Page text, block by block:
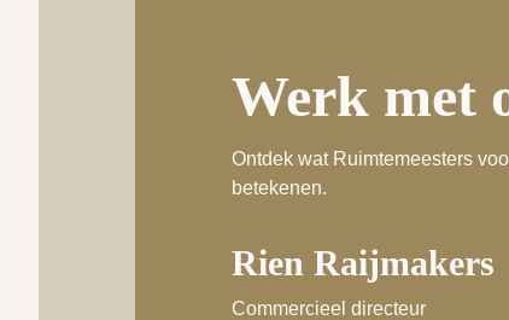
Werk met
Ontdek wat Ruimtemeesters
betekenen.
Rien Raijmakers
Commercieel directeur